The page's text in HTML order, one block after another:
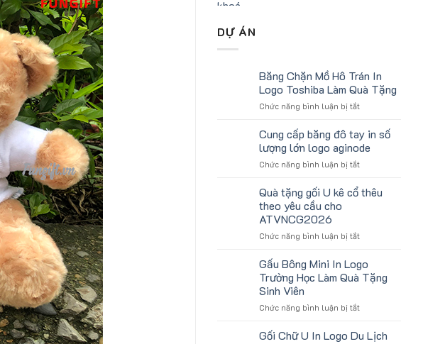
DỰ ÁN
Băng Chặn Mồ Hô Trán In
Logo Toshiba Làm Quà Tặng
Chức năng bình luận bị tắtở
Chặn
Mồ
Hô
Trán
Logo
Tặng
Cung cấp băng đô tay in số
lượng lớn logo aginode
Chức năng bình luận bị tắtở
cấp
băng
in
lớn
logo
Quà tặng gối U kê cổ thêu
theo yêu cầu cho
ATVNCG2026
Chức năng bình luận bị tắtở
gối
cổ
theo
Gấu Bông Mini In Logo
Trường Học Làm Quà Tặng
Sinh Viên
Chức năng bình luận bị tắtở
Bông
Gối Chữ U In Logo Du Lịch